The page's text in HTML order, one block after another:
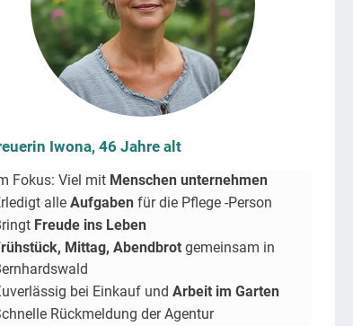
Iwona, 46 Jahre alt
Fokus: Viel mit Menschen unternehmen
alle Aufgaben für die Pflege -Person
Freude ins Leben
Mittag, Abendbrot gemeinsam in
bei Einkauf und Arbeit im Garten
Rückmeldung der Agentur